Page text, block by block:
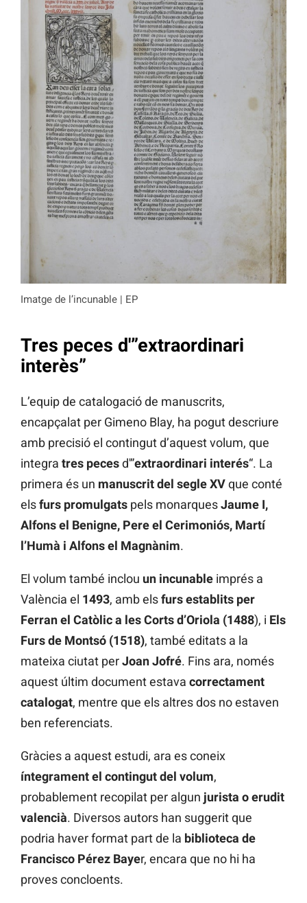
Imatge de l’incunable | EP
Tres peces d'”extraordinari
interès”
L’equip de catalogació de manuscrits,
encapçalat per Gimeno Blay, ha pogut descriure
amb precisió el contingut d’aquest volum, que
integra tres pecesd'”extraordinari interés“. La
primera és un manuscrit del segle XVque conté
elsfurs promulgats pels monarquesJaume I,
Alfons el Benigne, Pere el Cerimoniós, Martí
l’Humà i Alfons el Magnànim.
El volum també inclou un incunable imprés a
València el 1493, amb elsfurs establits per
Ferran el Catòlic a les Corts d’Oriola (1488), i Els
Furs de Montsó (1518), també editats a la
mateixa ciutat perJoan Jofré. Fins ara, només
aquest últim document estava correctament
catalogat, mentre que els altres dos no estaven
ben referenciats.
Gràcies a aquest estudi, ara es coneix
íntegrament el contingut del volum,
probablement recopilat per algun jurista o erudit
valencià. Diversos autors han suggerit que
podria haver format part de la biblioteca de
Francisco Pérez Bayer, encara que no hi ha
proves concloents.